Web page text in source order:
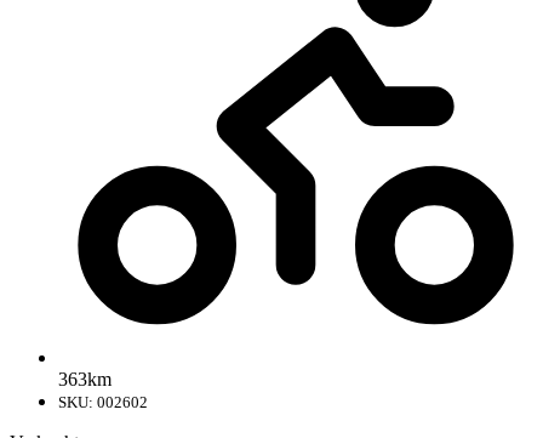
363km
SKU: 002602